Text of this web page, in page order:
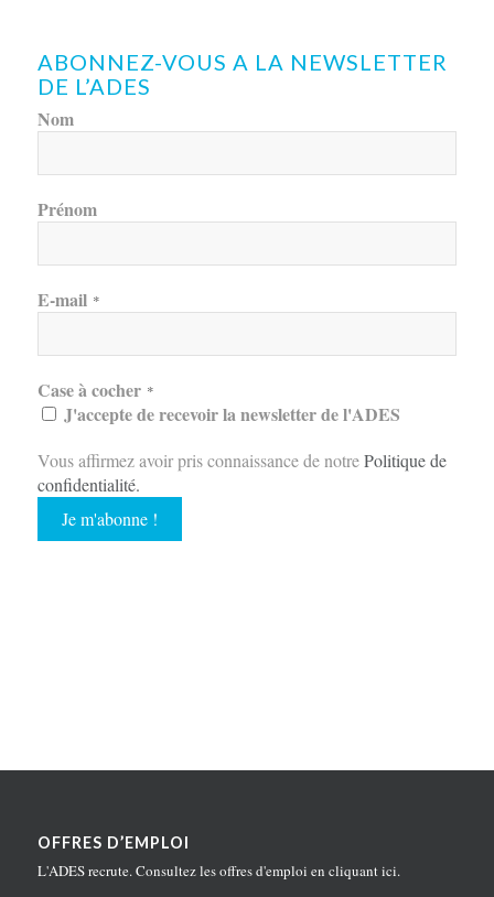
ABONNEZ-VOUS A LA NEWSLETTER
DE L’ADES
Nom
Prénom
E-mail *
Case à cocher *
J'accepte de recevoir la newsletter de l'ADES
Vous affirmez avoir pris connaissance de notrePolitique de
confidentialité.
OFFRES D’EMPLOI
L'ADES recrute. Consultez les offres d'emploi en cliquant ici.